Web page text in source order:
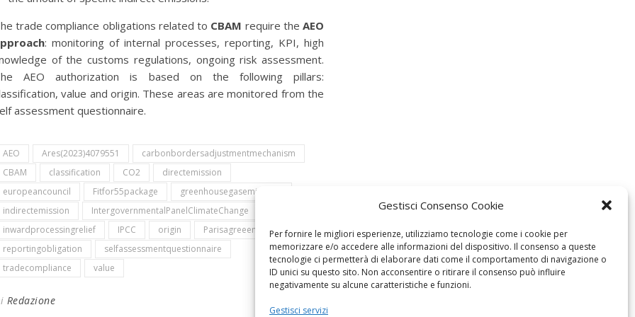
Gestisci Consenso Cookie
Per fornire le migliori esperienze, utilizziamo tecnologie come i cookie per
memorizzare e/o accedere alle informazioni del dispositivo. Il consenso a queste
tecnologie ci permetterà di elaborare dati come il comportamento di navigazione o
ID unici su questo sito. Non acconsentire o ritirare il consenso può influire
negativamente su alcune caratteristiche e funzioni.
Gestisci servizi
trade compliance obligations related to CBAM require theAEO
: monitoring of internal processes, reporting, KPI, high
of the customs regulations, ongoing risk assessment.
AEO authorization is based on the following pillars:
value and origin. These areas are monitored from the
assessment questionnaire.
AEO Ares(2023)4079551
carbonbordersadjustmentmechanism
CBAM
classification CO2
directemission
europeancouncil
Fitfor55package
greenhousegasemissions
indirectemission
IntergovernmentalPanelClimateChange
inwardprocessingrelief
IPCC origin
Parisagreeement
reportingobligation
selfassessmentquestionnaire
tradecompliance
value
Redazione